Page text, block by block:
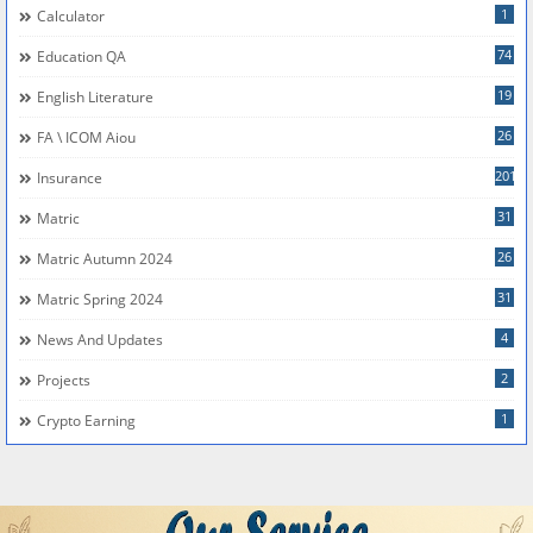
Calculator 1
Education QA 74
English Literature 19
FA \ ICOM Aiou 26
Insurance 201
Matric 31
Matric Autumn 2024 26
Matric Spring 2024 31
News And Updates 4
Projects 2
Crypto Earning 1